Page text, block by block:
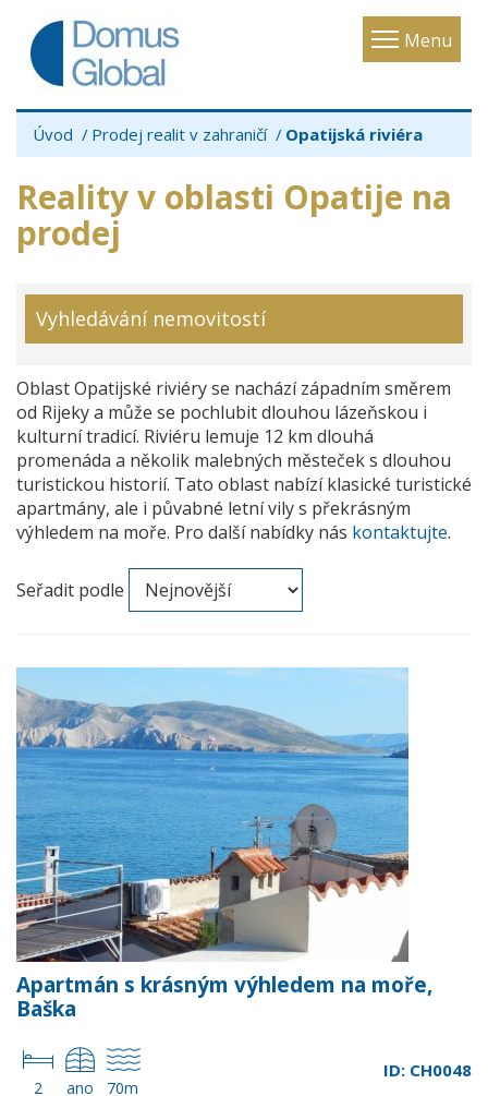
Menu
Toggle
Úvod Prodej realit v zahraničí Opatijská riviéra
Reality v oblasti Opatije na
prodej
Vyhledávání nemovitostí
Oblast Opatijské riviéry se nachází západním směrem
od Rijeky a může se pochlubit dlouhou lázeňskou i
kulturní tradicí. Riviéru lemuje 12 km dlouhá
promenáda a několik malebných městeček s dlouhou
turistickou historií. Tato oblast nabízí klasické turistické
apartmány, ale i půvabné letní vily s překrásným
výhledem na moře. Pro další nabídky nás kontaktujte.
Seřadit podle
Apartmán s krásným výhledem na moře,
Baška
2 ano 70m
ID: CH0048